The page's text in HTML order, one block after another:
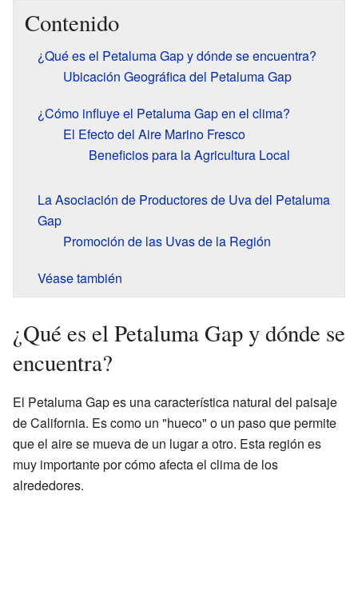
Contenido
¿Qué es el Petaluma Gap y dónde se encuentra?
Ubicación Geográfica del Petaluma Gap
¿Cómo influye el Petaluma Gap en el clima?
El Efecto del Aire Marino Fresco
Beneficios para la Agricultura Local
La Asociación de Productores de Uva del Petaluma
Gap
Promoción de las Uvas de la Región
Véase también
¿Qué es el Petaluma Gap y dónde se
encuentra?
El Petaluma Gap es una característica natural del paisaje
de California. Es como un "hueco" o un paso que permite
que el aire se mueva de un lugar a otro. Esta región es
muy importante por cómo afecta el clima de los
alrededores.